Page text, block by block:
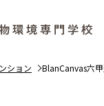
ション BlanCanvas六